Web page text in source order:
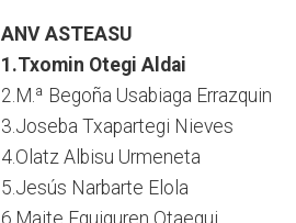
ANV ASTEASU
1.Txomin Otegi Aldai
2.M.ª Begoña Usabiaga Errazquin
3.Joseba Txapartegi Nieves
4.Olatz Albisu Urmeneta
5.Jesús Narbarte Elola
6.Maite Eguiguren Otaegui